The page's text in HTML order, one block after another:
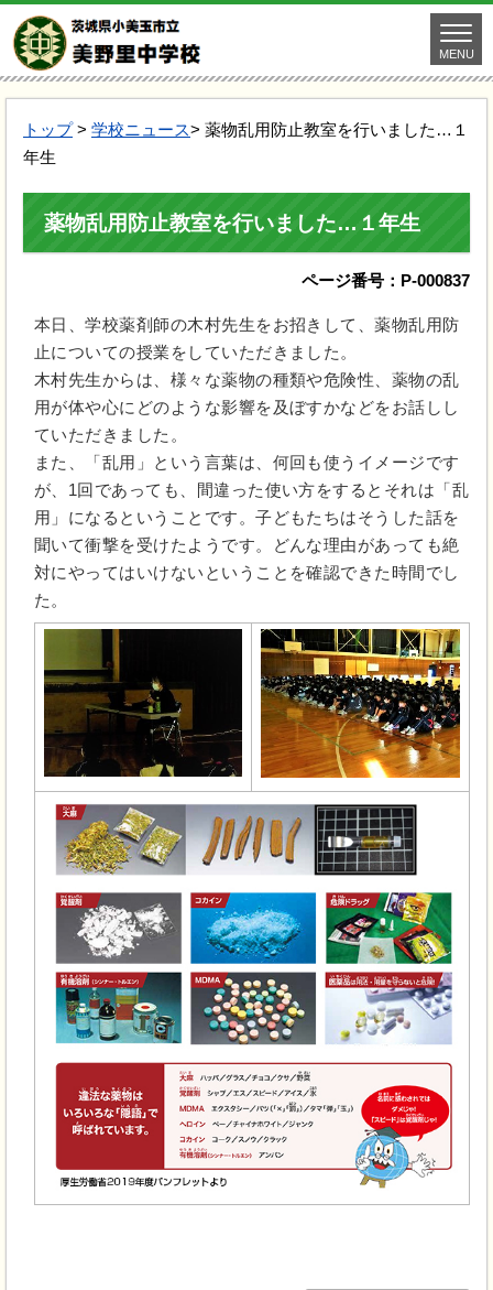
MENU
トップ> 学校ニュース> 薬物乱用防止教室を行いました…１
年生
薬物乱用防止教室を行いました…１年生
ページ番号：P-000837
本日、学校薬剤師の木村先生をお招きして、薬物乱用防
止についての授業をしていただきました。
木村先生からは、様々な薬物の種類や危険性、薬物の乱
用が体や心にどのような影響を及ぼすかなどをお話しし
ていただきました。
また、「乱用」という言葉は、何回も使うイメージです
が、1回であっても、間違った使い方をするとそれは「乱
用」になるということです。子どもたちはそうした話を
聞いて衝撃を受けたようです。どんな理由があっても絶
対にやってはいけないということを確認できた時間でし
た。